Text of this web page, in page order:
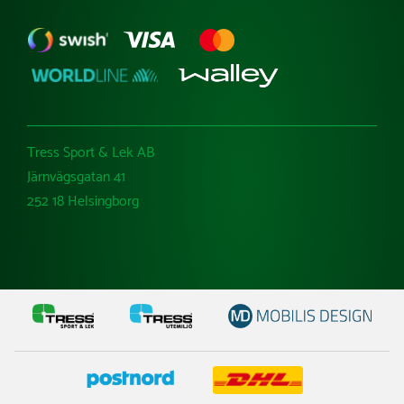
Tress Sport & Lek AB
Järnvägsgatan 41
252 18 Helsingborg